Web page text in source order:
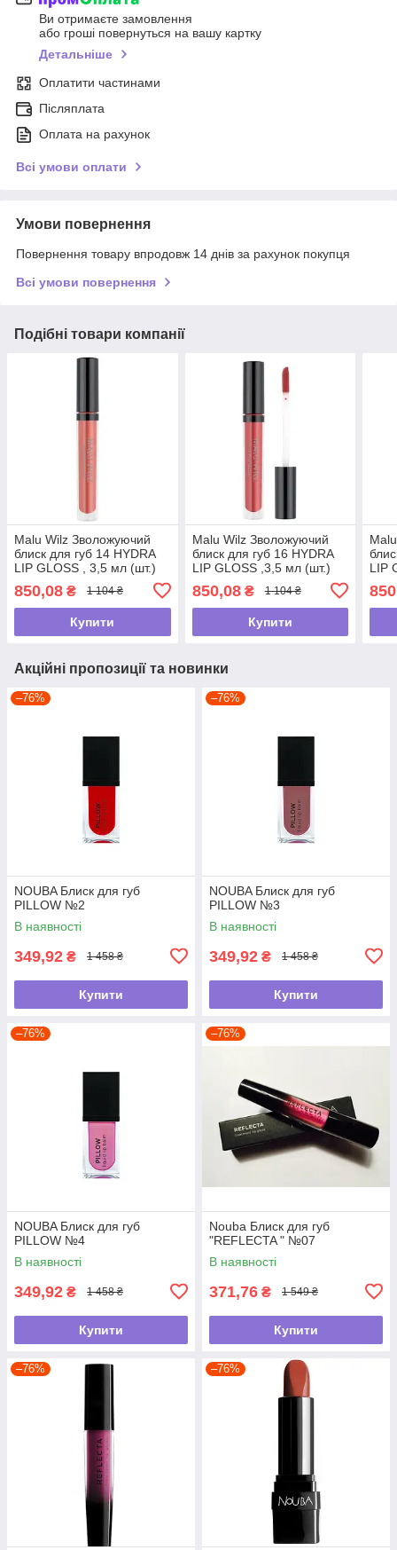
Ви отримаєте замовлення
або гроші повернуться на вашу картку
Детальніше
Оплатити частинами
Післяплата
Оплата на рахунок
Всі умови оплати
Умови повернення
Повернення товару впродовж 14 днів за рахунок покупця
Всі умови повернення
Подібні товари компанії
Malu Wilz Зволожуючий
блиск для губ 14 HYDRA
LIP GLOSS , 3,5 мл (шт.)
850,08 ₴ 1 104 ₴
Купити
Malu Wilz Зволожуючий
блиск для губ 16 HYDRA
LIP GLOSS ,3,5 мл (шт.)
850,08₴ 1 104 ₴
Купити
LIP
Акційні пропозиції та новинки
–76%
NOUBA Блиск для губ
PILLOW №2
В наявності
349,92 ₴ 1 458 ₴
Купити
–76%
NOUBA Блиск для губ
PILLOW №3
В наявності
349,92 ₴ 1 458 ₴
Купити
–76%
NOUBA Блиск для губ
PILLOW №4
В наявності
349,92 ₴ 1 458 ₴
Купити
–76%
Nouba Блиск для губ
"REFLECTA " №07
В наявності
371,76 ₴ 1 549 ₴
Купити
–76% –76%